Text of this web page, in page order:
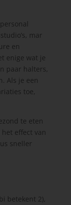
mar
en
enige wat je
paar halters,
Als je een
toe,
te eten
effect van
sneller
betekent 2),